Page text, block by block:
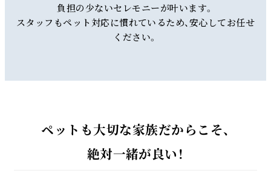
負担の少ないセレモニーが叶います。
スタッフもペット対応に慣れているため、安心してお任せ
ください。
ペットも大切な家族だからこそ、
絶対一緒が良い！